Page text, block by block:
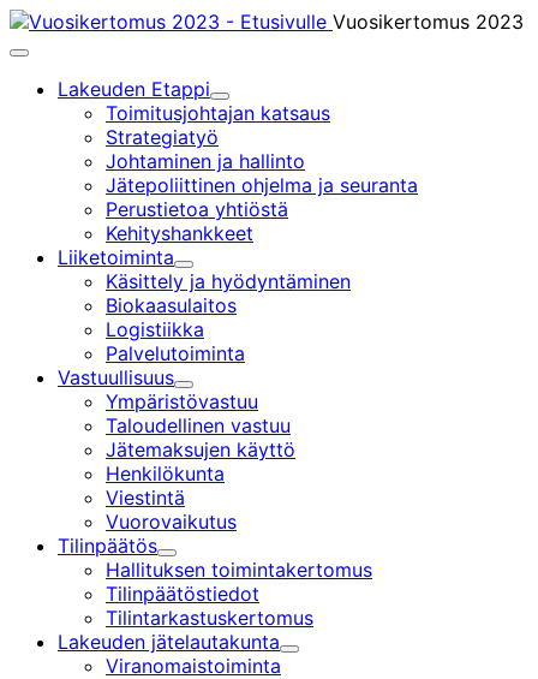
Siirry
sisältöön
Vuosikertomus 2023
Päävalikko
Lakeuden Etappi
Alavalikko
Toimitusjohtajan katsaus
Strategiatyö
Johtaminen ja hallinto
Jätepoliittinen ohjelma ja seuranta
Perustietoa yhtiöstä
Kehityshankkeet
Liiketoiminta
Alavalikko
Käsittely ja hyödyntäminen
Biokaasulaitos
Logistiikka
Palvelutoiminta
Vastuullisuus
Alavalikko
Ympäristövastuu
Taloudellinen vastuu
Jätemaksujen käyttö
Henkilökunta
Viestintä
Vuorovaikutus
Tilinpäätös
Alavalikko
Hallituksen toimintakertomus
Tilinpäätöstiedot
Tilintarkastus­kertomus
Lakeuden jätelautakunta
Alavalikko
Viranomaistoiminta